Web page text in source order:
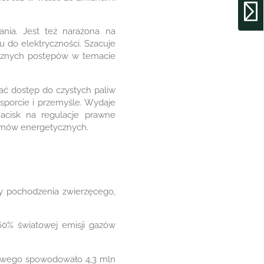
Jest też narażona na
do elektryczności. Szacuje
postępów w temacie
dostęp do czystych paliw
i przemyśle. Wydaje
na regulacje prawne
energetycznych.
zwierzęcego,
światowej emisji gazów
spowodowało 4,3 mln